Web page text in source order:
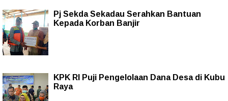
Pj Sekda Sekadau Serahkan Bantuan
Kepada Korban Banjir
KPK RI Puji Pengelolaan Dana Desa di Kubu
Raya